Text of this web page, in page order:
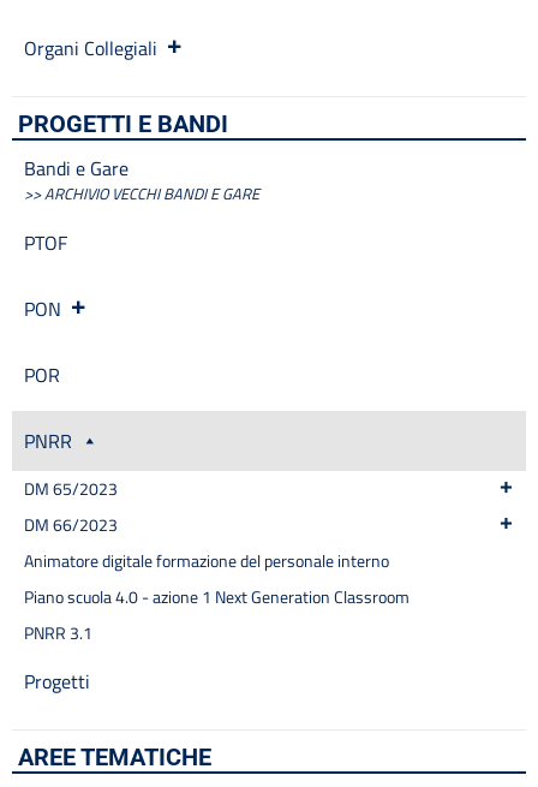
Progetti Piano Triennale dell’Offerta Formativa
Protocollo Sicurezza
Quadri orario
Rassegna stampa
Regolamenti
Sanzioni per mancata comunicazione dei dati
Servizio di assistenza psicologica per emergenza Covid-19
Tassi di assenza
Cerca
Organi Collegiali
PROGETTI E BANDI
Bandi e Gare
>> ARCHIVIO VECCHI BANDI E GARE
PTOF
PON
POR
PNRR
DM 65/2023
DM 66/2023
Animatore digitale formazione del personale interno
Piano scuola 4.0 - azione 1 Next Generation Classroom
PNRR 3.1
Progetti
AREE TEMATICHE